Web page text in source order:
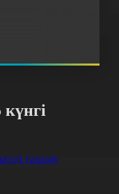
тазалау